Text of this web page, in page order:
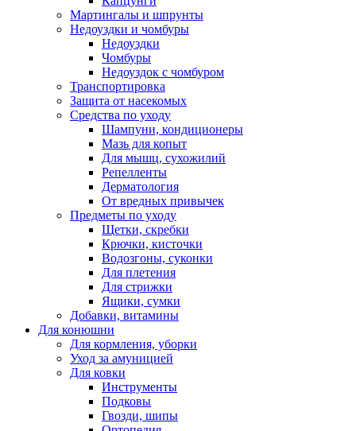
Мартингалы и шпрунты
Недоуздки и чомбуры
Недоуздки
Чомбуры
Недоуздок с чомбуром
Транспортировка
Защита от насекомых
Средства по уходу
Шампуни, кондиционеры
Мазь для копыт
Для мышц, сухожилий
Репелленты
Дерматология
От вредных привычек
Предметы по уходу
Щетки, скребки
Крючки, кисточки
Водозгоны, суконки
Для плетения
Для стрижки
Ящики, сумки
Добавки, витамины
Для конюшни
Для кормления, уборки
Уход за амуницией
Для ковки
Инструменты
Подковы
Гвозди, шипы